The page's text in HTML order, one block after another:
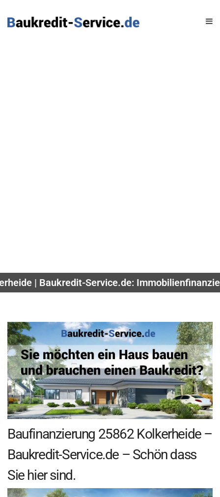
| Baukredit-Service.de:
Baufinanzierung 25862 Kolkerheide –
Baukredit-Service.de – Schön dass
Sie hier sind.